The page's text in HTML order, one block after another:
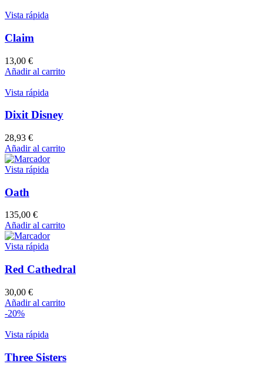
Vista rápida
Claim
13,00 €
Añadir al carrito
Vista rápida
Dixit Disney
28,93 €
Añadir al carrito
Vista rápida
Oath
135,00 €
Añadir al carrito
Vista rápida
Red Cathedral
30,00 €
Añadir al carrito
-20%
Vista rápida
Three Sisters